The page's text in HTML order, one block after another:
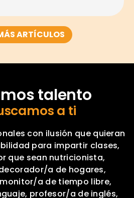
ARTÍCULOS
talento
a ti
con ilusión que quieran
para impartir clases,
que sean nutricionista,
a de hogares,
a de tiempo libre,
profesor/a de inglés,